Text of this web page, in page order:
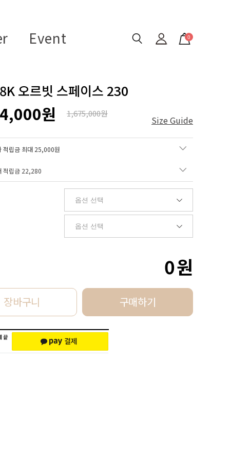
Event 0
오르빗 스페이스 230
원 1,675,000원
Size Guide
적립금 최대 25,000원
적립금 22,280
0원
장바구니 구매하기